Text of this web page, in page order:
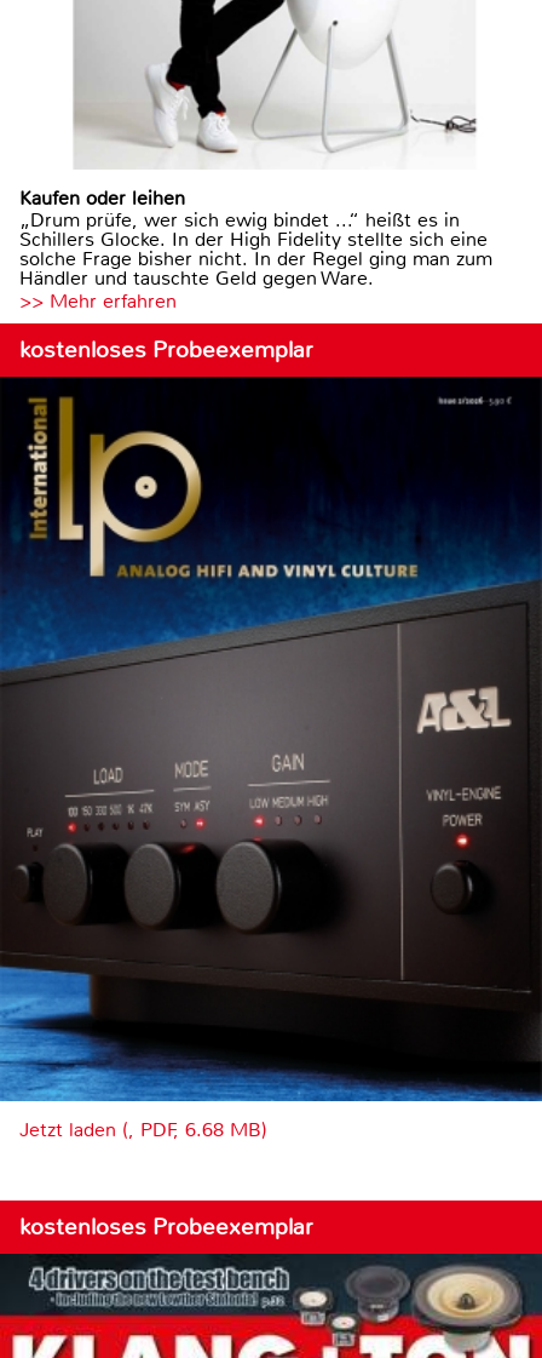
Kaufen oder leihen
„Drum prüfe, wer sich ewig bindet ...“ heißt es in
Schillers Glocke. In der High Fidelity stellte sich eine
solche Frage bisher nicht. In der Regel ging man zum
Händler und tauschte Geld gegen Ware.
>> Mehr erfahren
kostenloses Probeexemplar
Jetzt laden (, PDF, 6.68 MB)
kostenloses Probeexemplar